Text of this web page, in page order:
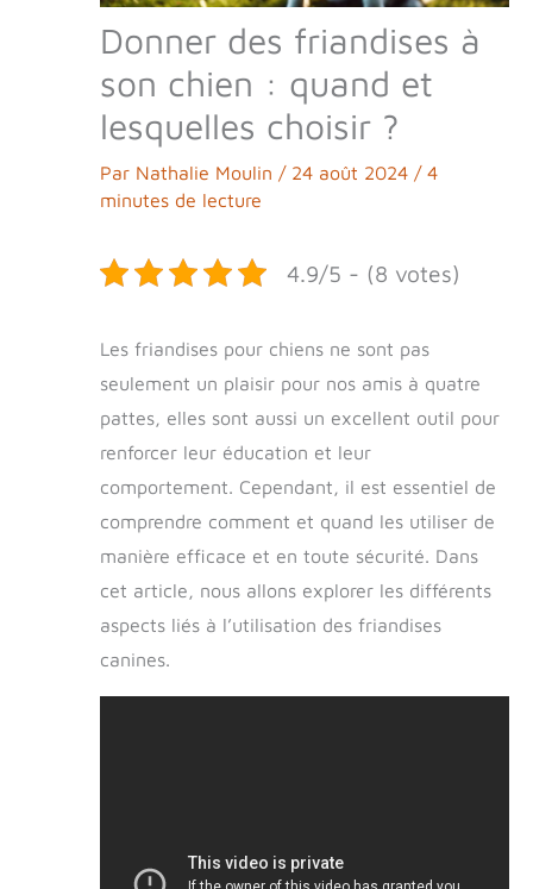
Donner des friandises à
son chien : quand et
lesquelles choisir ?
Par Nathalie Moulin / 24 août 2024 / 4
minutes de lecture
4.9/5 - (8 votes)
Les friandises pour chiens ne sont pas
seulement un plaisir pour nos amis à quatre
pattes, elles sont aussi un excellent outil pour
renforcer leur éducation et leur
comportement. Cependant, il est essentiel de
comprendre comment et quand les utiliser de
manière efficace et en toute sécurité. Dans
cet article, nous allons explorer les différents
aspects liés à l’utilisation des friandises
canines.